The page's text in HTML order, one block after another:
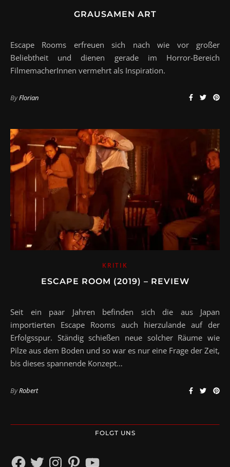
GRAUSAMEN ART
Escape Rooms erfreuen sich nach wie vor großer
Beliebtheit und dienen gerade im Horror-Bereich
FilmemacherInnen vermehrt als Inspiration.
ByFlorian
KRITIK
ESCAPE ROOM (2019) – REVIEW
Seit ein paar Jahren befinden sich die aus Japan
importierten Escape Rooms auch hierzulande auf der
Erfolgsspur. Ständig schießen neue solcher Räume wie
Pilze aus dem Boden und so war es nur eine Frage der Zeit,
bis dieses spannende Konzept…
ByRobert
FOLGT UNS
Facebook
TwitterInstagramPinterestYouTube